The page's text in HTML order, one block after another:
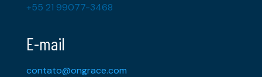
+55 21 99077-3468
E-mail
contato@ongrace.com